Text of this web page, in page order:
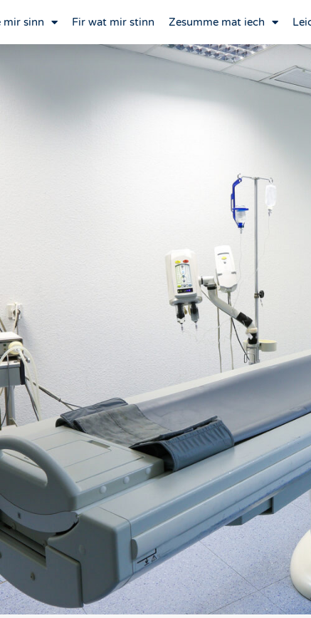
mir sinn Fir wat mir stinn Zesumme mat iech